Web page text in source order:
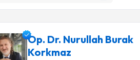
Op. Dr. Nurullah Burak
Korkmaz